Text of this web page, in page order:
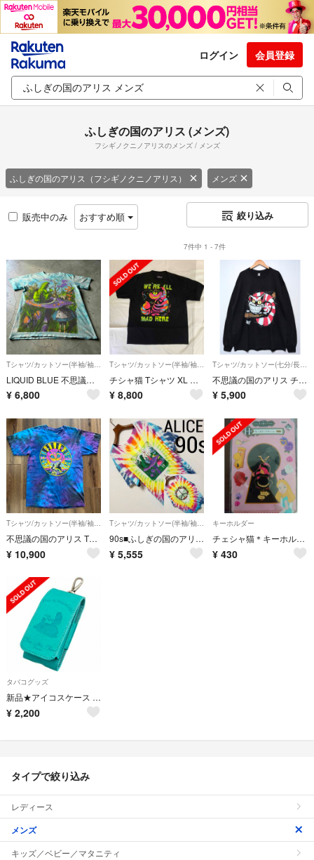
ログイン 会員登録
ふしぎの国のアリス (メンズ)
フシギノクニノアリスのメンズ / メンズ
ふしぎの国のアリス（フシギノクニノアリス） メンズ
販売中のみ おすすめ順 絞り込み
7件中 1 - 7件
Tシャツ/カットソー(半袖/袖なし)
LIQUID BLUE 不思議の国のアリス タイダイTシャツ アートプリント
¥ 6,800
Tシャツ/カットソー(半袖/袖なし)
チシャ猫 Tシャツ XL ディズニー グラフィック ネオンカラー マッド アリス
¥ 8,800
Tシャツ/カットソー(七分/長袖)
不思議の国のアリス チェシャ猫 GILDAN ロンT XL
¥ 5,900
Tシャツ/カットソー(半袖/袖なし)
不思議の国のアリス Tシャツ LIQUID BLUEリキッドブルー チェシャ猫
¥ 10,900
Tシャツ/カットソー(半袖/袖なし)
90s■ふしぎの国のアリス ALICE■カスタム リメイク タイダイ Tシャツ
¥ 5,555
キーホルダー
チェシャ猫＊キーホルダー
¥ 430
タバコグッズ
新品★アイコスケース ふしぎの国のアリス / サックス
¥ 2,200
タイプで絞り込み
レディース
メンズ
キッズ／ベビー／マタニティ